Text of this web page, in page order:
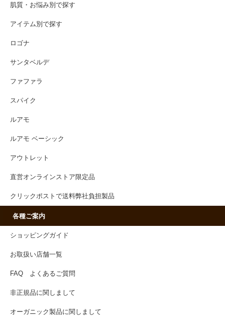
肌質・お悩み別で探す
アイテム別で探す
ロゴナ
サンタベルデ
ファファラ
スパイク
ルアモ
ルアモ ベーシック
アウトレット
直営オンラインストア限定品
クリックポストで送料弊社負担製品
各種ご案内
ショッピングガイド
お取扱い店舗一覧
FAQ よくあるご質問
非正規品に関しまして
オーガニック製品に関しまして